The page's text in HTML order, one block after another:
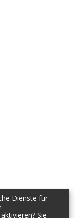
Dienste für
aktivieren? Sie